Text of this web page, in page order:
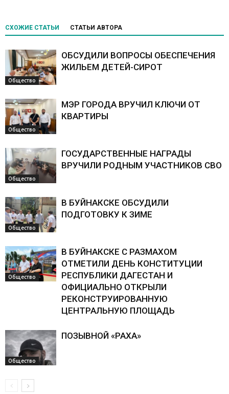
СХОЖИЕ СТАТЬИ СТАТЬИ АВТОРА
Общество
ОБСУДИЛИ ВОПРОСЫ ОБЕСПЕЧЕНИЯ
ЖИЛЬЕМ ДЕТЕЙ-СИРОТ
Общество
МЭР ГОРОДА ВРУЧИЛ КЛЮЧИ ОТ
КВАРТИРЫ
Общество
ГОСУДАРСТВЕННЫЕ НАГРАДЫ
ВРУЧИЛИ РОДНЫМ УЧАСТНИКОВ СВО
Общество
В БУЙНАКСКЕ ОБСУДИЛИ
ПОДГОТОВКУ К ЗИМЕ
Общество
В БУЙНАКСКЕ С РАЗМАХОМ
ОТМЕТИЛИ ДЕНЬ КОНСТИТУЦИИ
РЕСПУБЛИКИ ДАГЕСТАН И
ОФИЦИАЛЬНО ОТКРЫЛИ
РЕКОНСТРУИРОВАННУЮ
ЦЕНТРАЛЬНУЮ ПЛОЩАДЬ
Общество
ПОЗЫВНОЙ «РАХА»